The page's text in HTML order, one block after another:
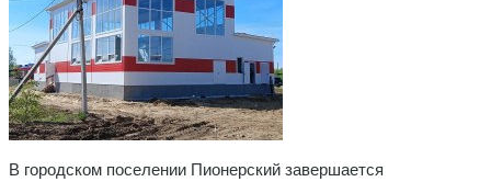
В городском поселении Пионерский завершается